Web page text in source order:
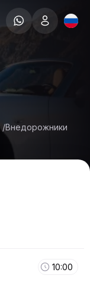
/Внедорожники
10:00